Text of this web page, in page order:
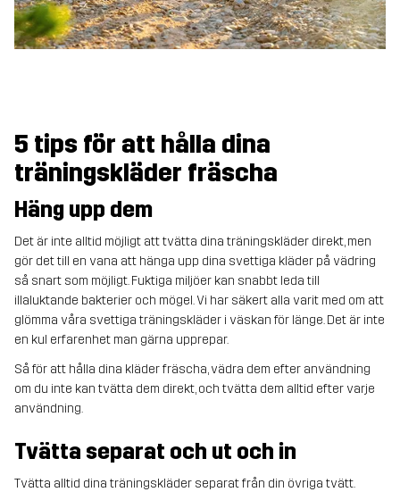
5 tips för att hålla dina
träningskläder fräscha
Häng upp dem
Det är inte alltid möjligt att tvätta dina träningskläder direkt, men
gör det till en vana att hänga upp dina svettiga kläder på vädring
så snart som möjligt. Fuktiga miljöer kan snabbt leda till
illaluktande bakterier och mögel. Vi har säkert alla varit med om att
glömma våra svettiga träningskläder i väskan för länge. Det är inte
en kul erfarenhet man gärna upprepar.
Så för att hålla dina kläder fräscha, vädra dem efter användning
om du inte kan tvätta dem direkt, och tvätta dem alltid efter varje
användning.
Tvätta separat och ut och in
Tvätta alltid dina träningskläder separat från din övriga tvätt.